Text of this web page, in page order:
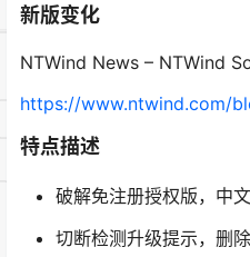
新版变化
NTWind News – NTWind
https://www.ntwind.com/
特点描述
破解免注册授权版，中
切断检测升级提示，删